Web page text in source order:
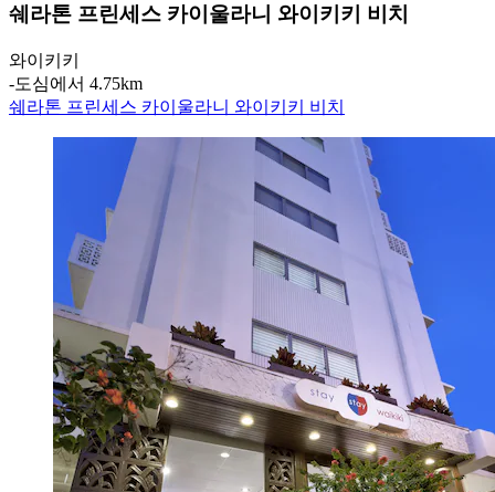
쉐라톤 프린세스 카이울라니 와이키키 비치
와이키키
‐도심에서 4.75km
쉐라톤 프린세스 카이울라니 와이키키 비치